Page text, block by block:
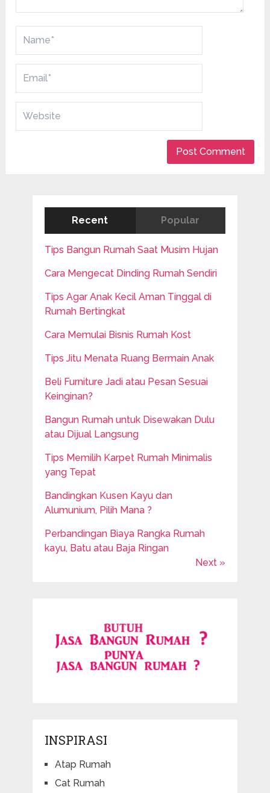
Recent Popular
Tips Bangun Rumah Saat Musim Hujan
Cara Mengecat Dinding Rumah Sendiri
Tips Agar Anak Kecil Aman Tinggal di
Rumah Bertingkat
Cara Memulai Bisnis Rumah Kost
Tips Jitu Menata Ruang Bermain Anak
Beli Furniture Jadi atau Pesan Sesuai
Keinginan?
Bangun Rumah untuk Disewakan Dulu
atau Dijual Langsung
Tips Memilih Karpet Rumah Minimalis
yang Tepat
Bandingkan Kusen Kayu dan
Alumunium, Pilih Mana ?
Perbandingan Biaya Rangka Rumah
kayu, Batu atau Baja Ringan
Next »
INSPIRASI
Atap Rumah
Cat Rumah